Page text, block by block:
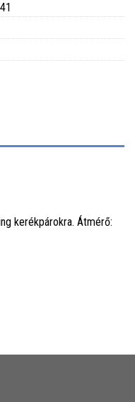
kerékpárokra. Átmérő: